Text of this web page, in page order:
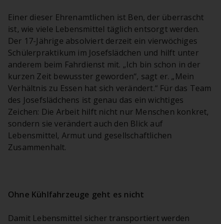
Einer dieser Ehrenamtlichen ist Ben, der überrascht
ist, wie viele Lebensmittel täglich entsorgt werden.
Der 17-Jährige absolviert derzeit ein vierwöchiges
Schülerpraktikum im Josefslädchen und hilft unter
anderem beim Fahrdienst mit. „Ich bin schon in der
kurzen Zeit bewusster geworden“, sagt er. „Mein
Verhältnis zu Essen hat sich verändert.“ Für das Team
des Josefslädchens ist genau das ein wichtiges
Zeichen: Die Arbeit hilft nicht nur Menschen konkret,
sondern sie verändert auch den Blick auf
Lebensmittel, Armut und gesellschaftlichen
Zusammenhalt.
Ohne Kühlfahrzeuge geht es nicht
Damit Lebensmittel sicher transportiert werden